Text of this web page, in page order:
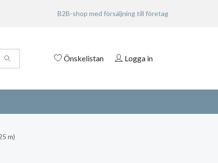
B2B-shop med försäljning till företag
Önskelistan Logga in
m)